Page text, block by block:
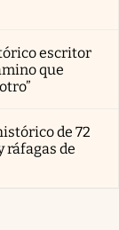
escritor
que
de 72
ráfagas de